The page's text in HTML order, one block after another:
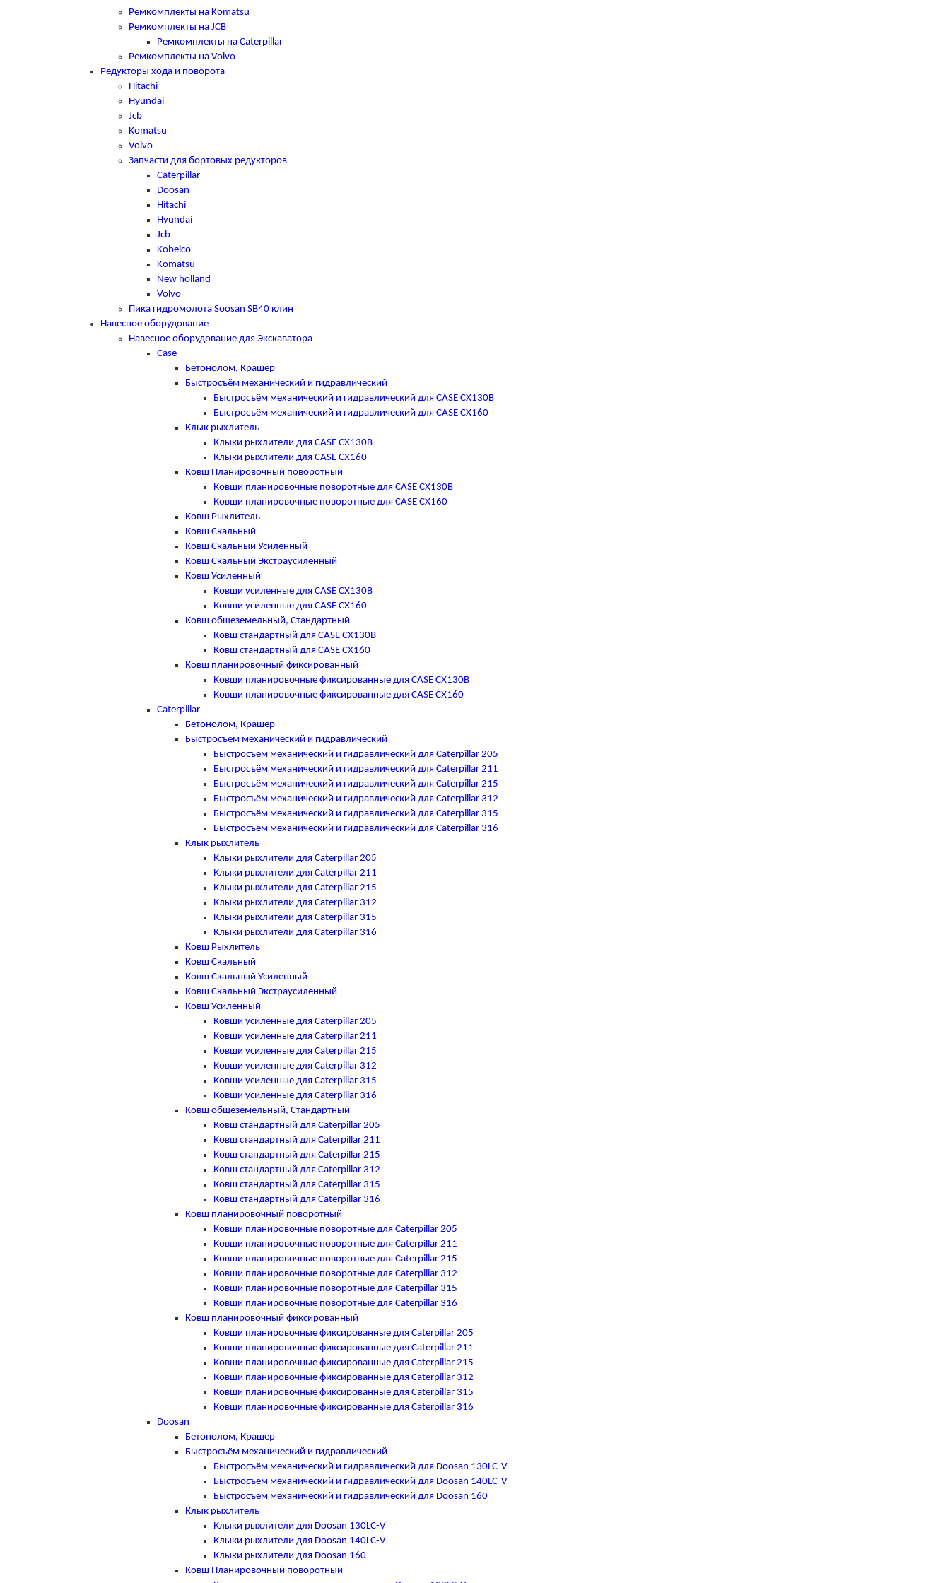
Ремкомплекты на Komatsu
Ремкомплекты на JCB
Ремкомплекты на Caterpillar
Ремкомплекты на Volvo
Редукторы хода и поворота
Hitachi
Hyundai
Jcb
Komatsu
Volvo
Запчасти для бортовых редукторов
Caterpillar
Doosan
Hitachi
Hyundai
Jcb
Kobelco
Komatsu
New holland
Volvo
Пика гидромолота Soosan SB40 клин
Навесное оборудование
Навесное оборудование для Экскаватора
Case
Бетонолом, Крашер
Быстросъём механический и гидравлический
Быстросъём механический и гидравлический для CASE CX130B
Быстросъём механический и гидравлический для CASE CX160
Клык рыхлитель
Клыки рыхлители для CASE CX130B
Клыки рыхлители для CASE CX160
Ковш Планировочный поворотный
Ковши планировочные поворотные для CASE CX130B
Ковши планировочные поворотные для CASE CX160
Ковш Рыхлитель
Ковш Скальный
Ковш Скальный Усиленный
Ковш Скальный Экстраусиленный
Ковш Усиленный
Ковши усиленные для CASE CX130B
Ковши усиленные для CASE CX160
Ковш общеземельный, Стандартный
Ковш стандартный для CASE CX130B
Ковш стандартный для CASE CX160
Ковш планировочный фиксированный
Ковши планировочные фиксированные для CASE CX130B
Ковши планировочные фиксированные для CASE CX160
Caterpillar
Бетонолом, Крашер
Быстросъём механический и гидравлический
Быстросъём механический и гидравлический для Caterpillar 205
Быстросъём механический и гидравлический для Caterpillar 211
Быстросъём механический и гидравлический для Caterpillar 215
Быстросъём механический и гидравлический для Caterpillar 312
Быстросъём механический и гидравлический для Caterpillar 315
Быстросъём механический и гидравлический для Caterpillar 316
Клык рыхлитель
Клыки рыхлители для Caterpillar 205
Клыки рыхлители для Caterpillar 211
Клыки рыхлители для Caterpillar 215
Клыки рыхлители для Caterpillar 312
Клыки рыхлители для Caterpillar 315
Клыки рыхлители для Caterpillar 316
Ковш Рыхлитель
Ковш Скальный
Ковш Скальный Усиленный
Ковш Скальный Экстраусиленный
Ковш Усиленный
Ковши усиленные для Caterpillar 205
Ковши усиленные для Caterpillar 211
Ковши усиленные для Caterpillar 215
Ковши усиленные для Caterpillar 312
Ковши усиленные для Caterpillar 315
Ковши усиленные для Caterpillar 316
Ковш общеземельный, Стандартный
Ковш стандартный для Caterpillar 205
Ковш стандартный для Caterpillar 211
Ковш стандартный для Caterpillar 215
Ковш стандартный для Caterpillar 312
Ковш стандартный для Caterpillar 315
Ковш стандартный для Caterpillar 316
Ковш планировочный поворотный
Ковши планировочные поворотные для Caterpillar 205
Ковши планировочные поворотные для Caterpillar 211
Ковши планировочные поворотные для Caterpillar 215
Ковши планировочные поворотные для Caterpillar 312
Ковши планировочные поворотные для Caterpillar 315
Ковши планировочные поворотные для Caterpillar 316
Ковш планировочный фиксированный
Ковши планировочные фиксированные для Caterpillar 205
Ковши планировочные фиксированные для Caterpillar 211
Ковши планировочные фиксированные для Caterpillar 215
Ковши планировочные фиксированные для Caterpillar 312
Ковши планировочные фиксированные для Caterpillar 315
Ковши планировочные фиксированные для Caterpillar 316
Doosan
Бетонолом, Крашер
Быстросъём механический и гидравлический
Быстросъём механический и гидравлический для Doosan 130LC-V
Быстросъём механический и гидравлический для Doosan 140LC-V
Быстросъём механический и гидравлический для Doosan 160
Клык рыхлитель
Клыки рыхлители для Doosan 130LC-V
Клыки рыхлители для Doosan 140LC-V
Клыки рыхлители для Doosan 160
Ковш Планировочный поворотный